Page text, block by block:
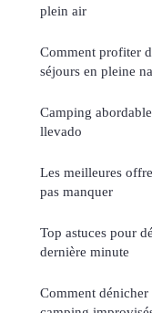
plein air
Comment profiter
séjours en pleine
Camping
llevado
Les meilleures
pas manquer
Top astuces pour
dernière minute
Comment dénicher